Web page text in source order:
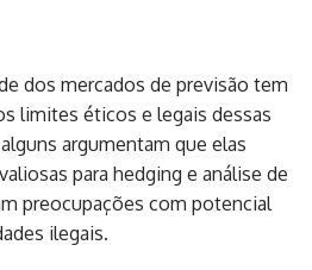
dos mercados de previsão tem
limites éticos e legais dessas
argumentam que elas
para hedging e análise de
preocupações com potencial
ilegais.